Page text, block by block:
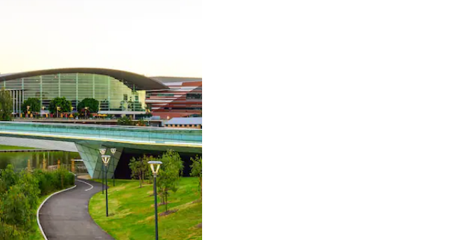
ಸ್ವೈಪ್ ಗೆಸ್ಚರ್‌ಗಳ ಮೂಲಕ ಅನ್ವೇಷಿಸಿ.